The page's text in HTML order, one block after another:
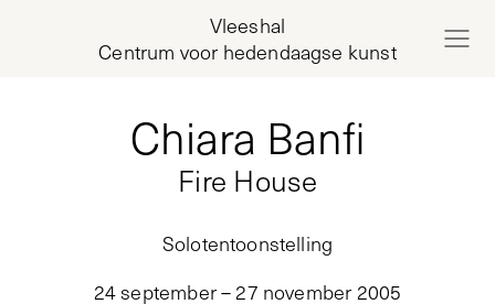
Vleeshal
Centrum voor hedendaagse kunst
Fire House
Chiara Banfi
Solotentoonstelling
24 september – 27 november 2005